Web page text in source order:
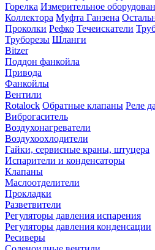
Горелка Измерительное
Коллектора Муфта Ганзена
Проколки Рефко Течеискатели
Труборезы Шланги
Bitzer
Поддон фанкойла
Привода
Фанкойлы
Вентили
Rotalock Обратные клапаны Реле
Виброгаситель
Воздухонагреватели
Воздухоохлодители
Гайки, сервисные краны, штуцера
Испарители и конденсаторы
Клапаны
Маслоотделители
Прокладки
Разветвители
Регуляторы давления испарения
Регуляторы давления конденсации
Ресиверы